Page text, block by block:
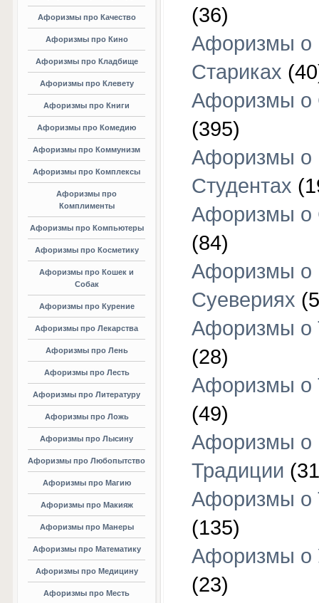
Афоризмы про Качество
Афоризмы про Кино
Афоризмы про Кладбище
Афоризмы про Клевету
Афоризмы про Книги
Афоризмы про Комедию
Афоризмы про Коммунизм
Афоризмы про Комплексы
Афоризмы про
Комплименты
Афоризмы про Компьютеры
Афоризмы про Косметику
Афоризмы про Кошек и
Собак
Афоризмы про Курение
Афоризмы про Лекарства
Афоризмы про Лень
Афоризмы про Лесть
Афоризмы про Литературу
Афоризмы про Ложь
Афоризмы про Лысину
Афоризмы про Любопытство
Афоризмы про Магию
Афоризмы про Макияж
Афоризмы про Манеры
Афоризмы про Математику
Афоризмы про Медицину
Афоризмы про Месть
(36)
Афоризмы о
Стариках
Афоризмы о
(395)
Афоризмы о
Студентах
Афоризмы о
(84)
Афоризмы о
Суевериях
Афоризмы о
(28)
Афоризмы о
(49)
Афоризмы о
Традиции
Афоризмы о
(135)
Афоризмы о
(23)